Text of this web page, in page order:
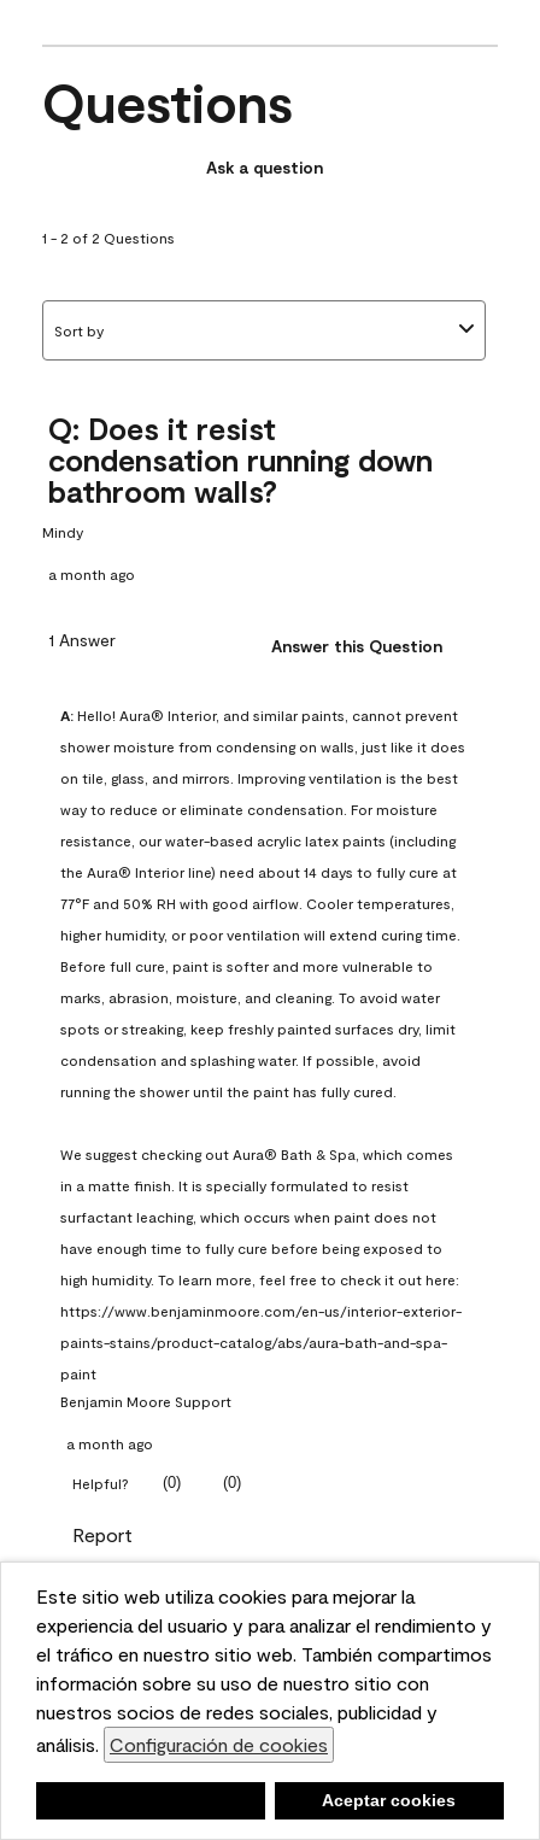
This website uses cookies to enhance user experience
and to analyze performance and traffic on our website.
We also share information about your use of our site
with our social media, advertising, and analytics
partners. Cookie Settings
Accept Cookies
Este sitio web utiliza cookies para mejorar la
experiencia del usuario y para analizar el rendimiento y
el tráfico en nuestro sitio web. También compartimos
información sobre su uso de nuestro sitio con
nuestros socios de redes sociales, publicidad y
análisis. Configuración de cookies
Aceptar cookies
Questions
Ask a question
1 - 2 of 2 Questions
Sort by
Q: Does it resist
condensation running down
bathroom walls?
Mindy
a month ago
1 Answer Answer this Question
A: Hello! Aura® Interior, and similar paints, cannot prevent
shower moisture from condensing on walls, just like it does
on tile, glass, and mirrors. Improving ventilation is the best
way to reduce or eliminate condensation. For moisture
resistance, our water-based acrylic latex paints (including
the Aura® Interior line) need about 14 days to fully cure at
77°F and 50% RH with good airflow. Cooler temperatures,
higher humidity, or poor ventilation will extend curing time.
Before full cure, paint is softer and more vulnerable to
marks, abrasion, moisture, and cleaning. To avoid water
spots or streaking, keep freshly painted surfaces dry, limit
condensation and splashing water. If possible, avoid
running the shower until the paint has fully cured.
We suggest checking out Aura® Bath & Spa, which comes
in a matte finish. It is specially formulated to resist
surfactant leaching, which occurs when paint does not
have enough time to fully cure before being exposed to
high humidity. To learn more, feel free to check it out here:
https://www.benjaminmoore.com/en-us/interior-exterior-
paints-stains/product-catalog/abs/aura-bath-and-spa-
paint
Benjamin Moore Support
a month ago
Helpful? (0) (0)
Report
Q: What Aura paint color
should I use in north facing
entryway?
1 Answer